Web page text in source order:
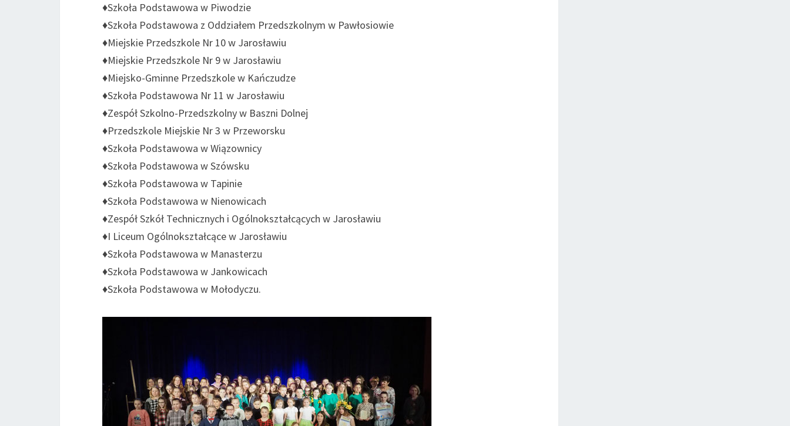
♦Szkoła Podstawowa w Piwodzie
♦Szkoła Podstawowa z Oddziałem Przedszkolnym w Pawłosiowie
♦Miejskie Przedszkole Nr 10 w Jarosławiu
♦Miejskie Przedszkole Nr 9 w Jarosławiu
♦Miejsko-Gminne Przedszkole w Kańczudze
♦Szkoła Podstawowa Nr 11 w Jarosławiu
♦Zespół Szkolno-Przedszkolny w Baszni Dolnej
♦Przedszkole Miejskie Nr 3 w Przeworsku
♦Szkoła Podstawowa w Wiązownicy
♦Szkoła Podstawowa w Szówsku
♦Szkoła Podstawowa w Tapinie
♦Szkoła Podstawowa w Nienowicach
♦Zespół Szkół Technicznych i Ogólnokształcących w Jarosławiu
♦I Liceum Ogólnokształcące w Jarosławiu
♦Szkoła Podstawowa w Manasterzu
♦Szkoła Podstawowa w Jankowicach
♦Szkoła Podstawowa w Mołodyczu.